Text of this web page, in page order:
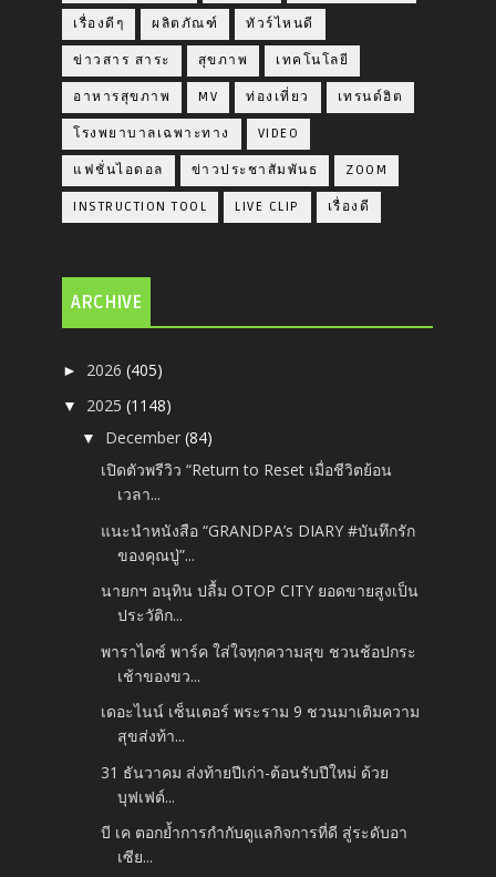
เรื่องดีๆ ผลิตภัณฑ์ ทัวร์ไหนดี
ข่าวสาร สาระ สุขภาพ เทคโนโลยี
อาหารสุขภาพ MV ท่องเที่ยว เทรนด์ฮิต
โรงพยาบาลเฉพาะทาง VIDEO
แฟชั่นไอดอล ข่าวประชาสัมพันธ ZOOM
INSTRUCTION TOOL LIVE CLIP เรื่องดี
ARCHIVE
► 2026(405)
▼ 2025(1148)
▼ December(84)
เปิดตัวพรีวิว “Return to Reset เมื่อชีวิตย้อน
เวลา...
แนะนำหนังสือ “GRANDPA’s DIARY #บันทึกรัก
ของคุณปู่”...
นายกฯ อนุทิน ปลื้ม OTOP CITY ยอดขายสูงเป็น
ประวัติก...
พาราไดซ์ พาร์ค ใส่ใจทุกความสุข ชวนช้อปกระ
เช้าของขว...
เดอะไนน์ เซ็นเตอร์ พระราม 9 ชวนมาเติมความ
สุขส่งท้า...
31 ธันวาคม ส่งท้ายปีเก่า-ต้อนรับปีใหม่ ด้วย
บุฟเฟต์...
บี เค ตอกย้ำการกำกับดูแลกิจการที่ดี สู่ระดับอา
เซีย...